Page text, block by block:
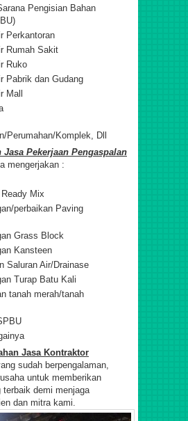
Pengisian Bahan
Perkantoran
Rumah Sakit
Ruko
Pabrik dan Gudang
Mall
Perumahan/Komplek, Dll
Jasa Pekerjaan Pengaspalan
mengerjakan :
Mix
perbaikan Paving
Grass Block
Kansteen
Saluran Air/Drainase
Turap Batu Kali
tanah merah/tanah
Jasa Kontraktor
sudah berpengalaman,
untuk memberikan
terbaik demi menjaga
dan mitra kami.